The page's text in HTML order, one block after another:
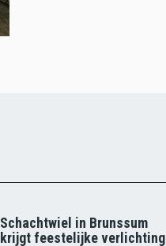
Schachtwiel in Brunssum
krijgt feestelijke verlichting